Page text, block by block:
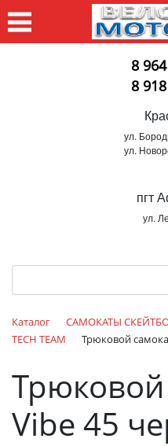
8
8
ул.
ул.
пгт
ул.
Каталог САМОКАТЫ
TECH TEAM
Трюковой
Vibe 45